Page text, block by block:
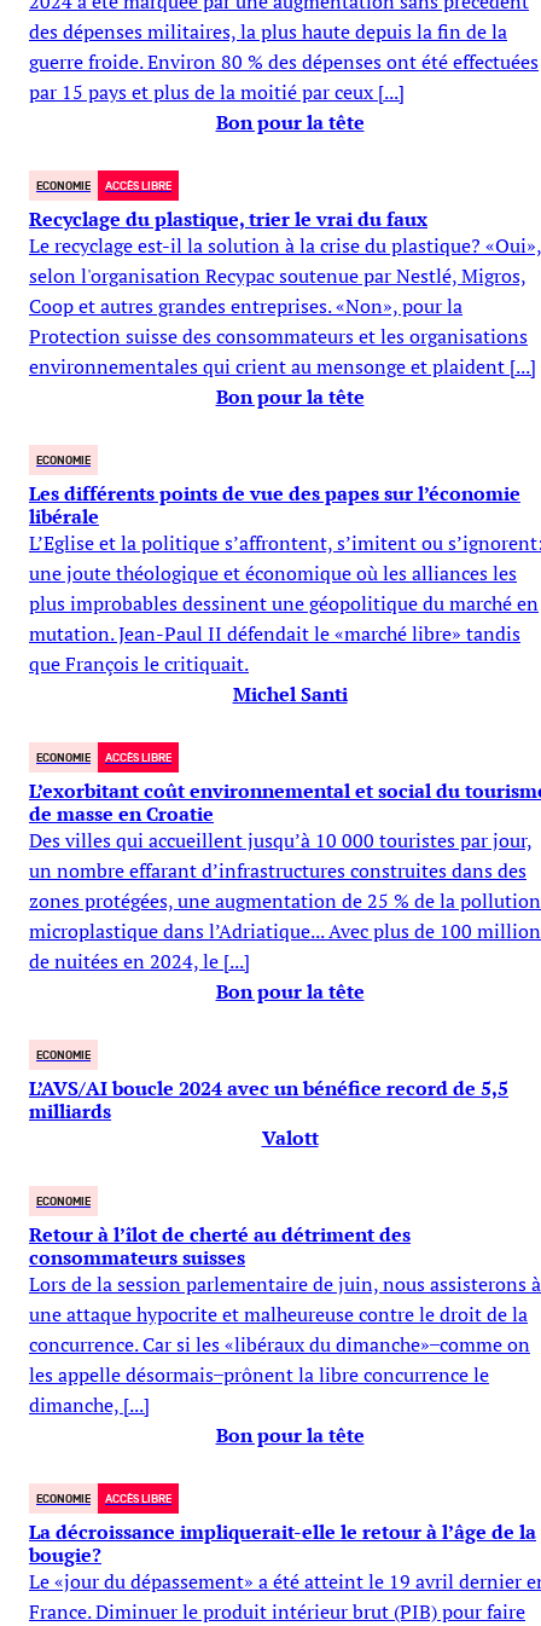
des dépenses militaires, la plus haute depuis la fin de la
guerre froide. Environ 80 % des dépenses ont été effectuées
par 15 pays et plus de la moitié par ceux [...]
Bon pour la tête
ECONOMIE ACCÈS LIBRE
Recyclage du plastique, trier le vrai du faux
Le recyclage est-il la solution à la crise du plastique? «Oui»,
selon l'organisation Recypac soutenue par Nestlé, Migros,
Coop et autres grandes entreprises. «Non», pour la
Protection suisse des consommateurs et les organisations
environnementales qui crient au mensonge et plaident [...]
Bon pour la tête
ECONOMIE
Les différents points de vue des papes sur l’économie
libérale
L’Eglise et la politique s’affrontent, s’imitent ou
une joute théologique et économique où les alliances les
plus improbables dessinent une géopolitique du marché en
mutation. Jean-Paul II défendait le «marché libre» tandis
que François le critiquait.
Michel Santi
ECONOMIE ACCÈS LIBRE
L’exorbitant coût environnemental et social du
de masse en Croatie
Des villes qui accueillent jusqu’à 10 000 touristes par jour,
un nombre effarant d’infrastructures construites dans des
zones protégées, une augmentation de 25 % de la pollution
microplastique dans l’Adriatique... Avec plus de 100
de nuitées en 2024, le [...]
Bon pour la tête
ECONOMIE
L’AVS/AI boucle 2024 avec un bénéfice record de 5,5
milliards
Valott
ECONOMIE
Retour à l’îlot de cherté au détriment des
consommateurs suisses
Lors de la session parlementaire de juin, nous assisterons à
une attaque hypocrite et malheureuse contre le droit de la
concurrence. Car si les «libéraux du dimanche» ̶ comme on
les appelle désormais ̶ prônent la libre concurrence le
dimanche, [...]
Bon pour la tête
ECONOMIE ACCÈS LIBRE
La décroissance impliquerait-elle le retour à l’âge de la
bougie?
Le «jour du dépassement» a été atteint le 19 avril dernier
France. Diminuer le produit intérieur brut (PIB) pour faire